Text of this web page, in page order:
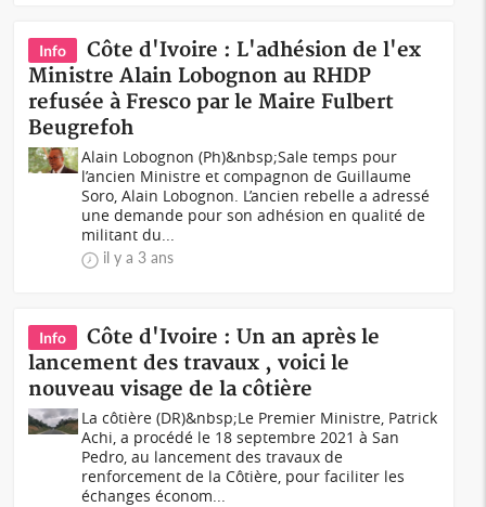
Info
Côte d'Ivoire : L'adhésion de l'ex
Ministre Alain Lobognon au RHDP
refusée à Fresco par le Maire Fulbert
Beugrefoh
Alain Lobognon (Ph)&nbsp;Sale temps pour
l’ancien Ministre et compagnon de Guillaume
Soro, Alain Lobognon. L’ancien rebelle a adressé
une demande pour son adhésion en qualité de
militant du...
il y a 3 ans
Info
Côte d'Ivoire : Un an après le
lancement des travaux , voici le
nouveau visage de la côtière
La côtière (DR)&nbsp;Le Premier Ministre, Patrick
Achi, a procédé le 18 septembre 2021 à San
Pedro, au lancement des travaux de
renforcement de la Côtière, pour faciliter les
échanges économ...